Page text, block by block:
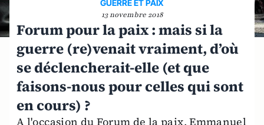
GUERRE ET PAIX
13 novembre 2018
Forum pour la paix : mais si la
guerre (re)venait vraiment, d’où
se déclencherait-elle (et que
faisons-nous pour celles qui sont
en cours) ?
A l'occasion du Forum de la paix, Emmanuel